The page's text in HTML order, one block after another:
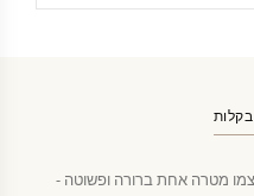
בקלות
מטרה אחת ברורה ופשוטה -